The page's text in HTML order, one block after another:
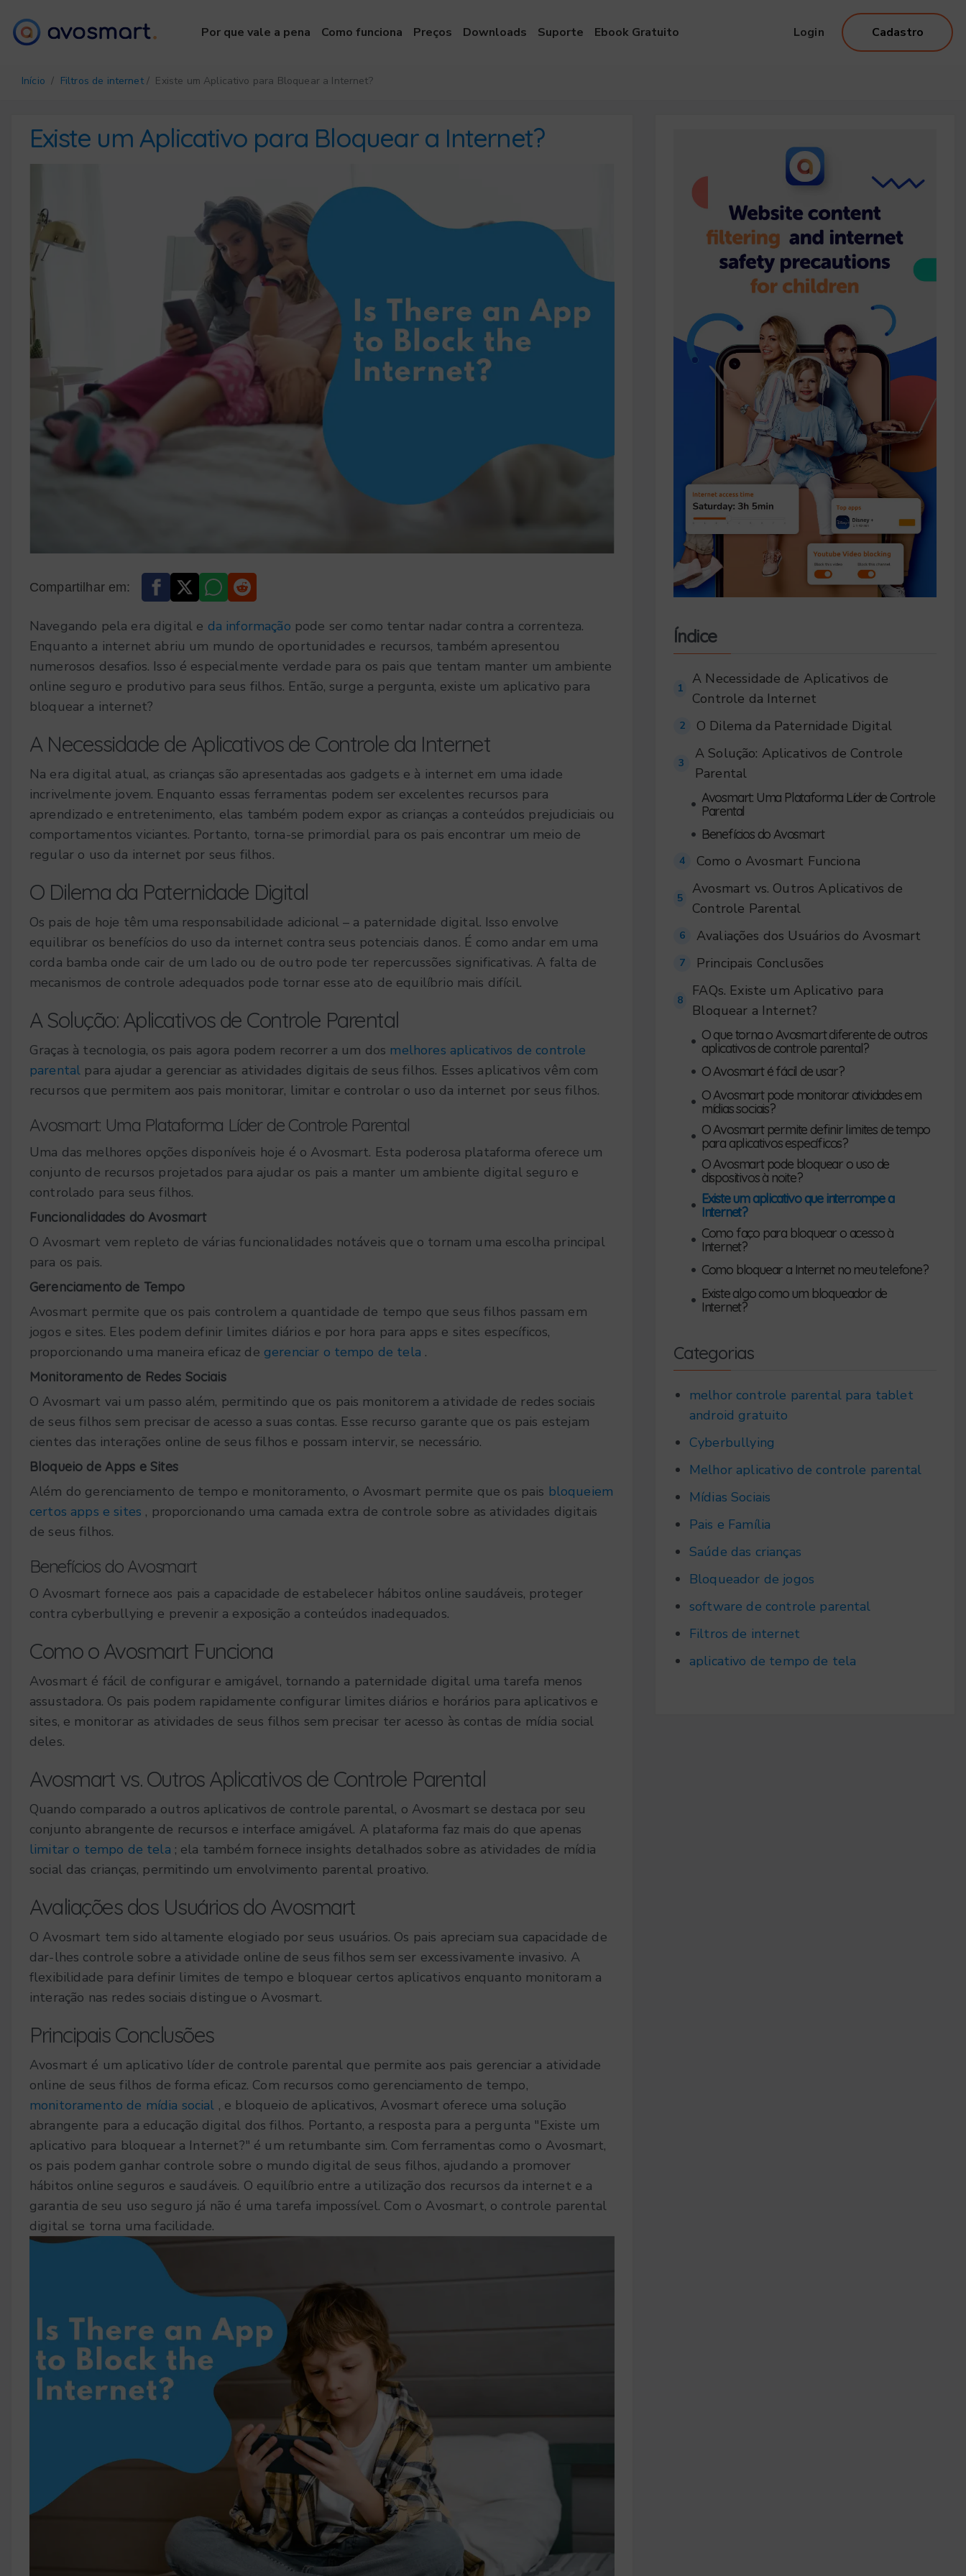
Por que vale a pena Como funciona Preços Downloads Suporte Ebook Gratuito Login Cadastro
Início / Filtros de internet/ Existe um Aplicativo para Bloquear a Internet?
Existe um Aplicativo para Bloquear a Internet?
Compartilhar em:
Navegando pela era digital e da informação pode ser como tentar nadar contra a correnteza.
Enquanto a internet abriu um mundo de oportunidades e recursos, também apresentou
numerosos desafios. Isso é especialmente verdade para os pais que tentam manter um ambiente
online seguro e produtivo para seus filhos. Então, surge a pergunta, existe um aplicativo para
bloquear a internet?
A Necessidade de Aplicativos de Controle da Internet
Na era digital atual, as crianças são apresentadas aos gadgets e à internet em uma idade
incrivelmente jovem. Enquanto essas ferramentas podem ser excelentes recursos para
aprendizado e entretenimento, elas também podem expor as crianças a conteúdos prejudiciais ou
comportamentos viciantes. Portanto, torna-se primordial para os pais encontrar um meio de
regular o uso da internet por seus filhos.
O Dilema da Paternidade Digital
Os pais de hoje têm uma responsabilidade adicional – a paternidade digital. Isso envolve
equilibrar os benefícios do uso da internet contra seus potenciais danos. É como andar em uma
corda bamba onde cair de um lado ou de outro pode ter repercussões significativas. A falta de
mecanismos de controle adequados pode tornar esse ato de equilíbrio mais difícil.
A Solução: Aplicativos de Controle Parental
Graças à tecnologia, os pais agora podem recorrer a um dos melhores aplicativos de controle
parental para ajudar a gerenciar as atividades digitais de seus filhos. Esses aplicativos vêm com
recursos que permitem aos pais monitorar, limitar e controlar o uso da internet por seus filhos.
Avosmart: Uma Plataforma Líder de Controle Parental
Uma das melhores opções disponíveis hoje é o Avosmart. Esta poderosa plataforma oferece um
conjunto de recursos projetados para ajudar os pais a manter um ambiente digital seguro e
controlado para seus filhos.
Funcionalidades do Avosmart
O Avosmart vem repleto de várias funcionalidades notáveis que o tornam uma escolha principal
para os pais.
Gerenciamento de Tempo
Avosmart permite que os pais controlem a quantidade de tempo que seus filhos passam em
jogos e sites. Eles podem definir limites diários e por hora para apps e sites específicos,
proporcionando uma maneira eficaz de gerenciar o tempo de tela .
Monitoramento de Redes Sociais
O Avosmart vai um passo além, permitindo que os pais monitorem a atividade de redes sociais
de seus filhos sem precisar de acesso a suas contas. Esse recurso garante que os pais estejam
cientes das interações online de seus filhos e possam intervir, se necessário.
Bloqueio de Apps e Sites
Além do gerenciamento de tempo e monitoramento, o Avosmart permite que os pais bloqueiem
certos apps e sites , proporcionando uma camada extra de controle sobre as atividades digitais
de seus filhos.
Benefícios do Avosmart
O Avosmart fornece aos pais a capacidade de estabelecer hábitos online saudáveis, proteger
contra cyberbullying e prevenir a exposição a conteúdos inadequados.
Como o Avosmart Funciona
Avosmart é fácil de configurar e amigável, tornando a paternidade digital uma tarefa menos
assustadora. Os pais podem rapidamente configurar limites diários e horários para aplicativos e
sites, e monitorar as atividades de seus filhos sem precisar ter acesso às contas de mídia social
deles.
Avosmart vs. Outros Aplicativos de Controle Parental
Quando comparado a outros aplicativos de controle parental, o Avosmart se destaca por seu
conjunto abrangente de recursos e interface amigável. A plataforma faz mais do que apenas
limitar o tempo de tela ; ela também fornece insights detalhados sobre as atividades de mídia
social das crianças, permitindo um envolvimento parental proativo.
Avaliações dos Usuários do Avosmart
O Avosmart tem sido altamente elogiado por seus usuários. Os pais apreciam sua capacidade de
dar-lhes controle sobre a atividade online de seus filhos sem ser excessivamente invasivo. A
flexibilidade para definir limites de tempo e bloquear certos aplicativos enquanto monitoram a
interação nas redes sociais distingue o Avosmart.
Principais Conclusões
Avosmart é um aplicativo líder de controle parental que permite aos pais gerenciar a atividade
online de seus filhos de forma eficaz. Com recursos como gerenciamento de tempo,
monitoramento de mídia social , e bloqueio de aplicativos, Avosmart oferece uma solução
abrangente para a educação digital dos filhos. Portanto, a resposta para a pergunta "Existe um
aplicativo para bloquear a Internet?" é um retumbante sim. Com ferramentas como o Avosmart,
os pais podem ganhar controle sobre o mundo digital de seus filhos, ajudando a promover
hábitos online seguros e saudáveis. O equilíbrio entre a utilização dos recursos da internet e a
garantia de seu uso seguro já não é uma tarefa impossível. Com o Avosmart, o controle parental
digital se torna uma facilidade.
Índice
1
A Necessidade de Aplicativos de
Controle da Internet
2 O Dilema da Paternidade Digital
3
A Solução: Aplicativos de Controle
Parental
• Avosmart: Uma Plataforma Líder de Controle
Parental
• Benefícios do Avosmart
4 Como o Avosmart Funciona
5
Avosmart vs. Outros Aplicativos de
Controle Parental
6 Avaliações dos Usuários do Avosmart
7 Principais Conclusões
8
FAQs. Existe um Aplicativo para
Bloquear a Internet?
• O que torna o Avosmart diferente de outros
aplicativos de controle parental?
• O Avosmart é fácil de usar?
• O Avosmart pode monitorar atividades em
mídias sociais?
• O Avosmart permite definir limites de tempo
para aplicativos específicos?
• O Avosmart pode bloquear o uso de
dispositivos à noite?
• Existe um aplicativo que interrompe a
Internet?
• Como faço para bloquear o acesso à
Internet?
• Como bloquear a Internet no meu telefone?
• Existe algo como um bloqueador de
Internet?
Categorias
melhor controle parental para tablet
android gratuito
Cyberbullying
Melhor aplicativo de controle parental
Mídias Sociais
Pais e Família
Saúde das crianças
Bloqueador de jogos
software de controle parental
Filtros de internet
aplicativo de tempo de tela